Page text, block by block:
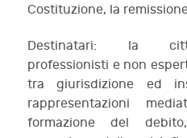
Costituzione, la
Destinatari: la
professionisti e non
tra giurisdizione ed
rappresentazioni
formazione del